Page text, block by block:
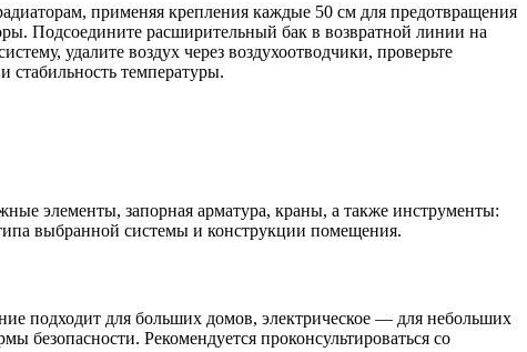
применяя крепления каждые 50 см для предотвращения
Подсоедините расширительный бак в возвратной линии на
удалите воздух через воздухоотводчики, проверьте
стабильность температуры.
элементы, запорная арматура, краны, а также инструменты:
выбранной системы и конструкции помещения.
подходит для больших домов, электрическое — для небольших
Рекомендуется проконсультироваться со